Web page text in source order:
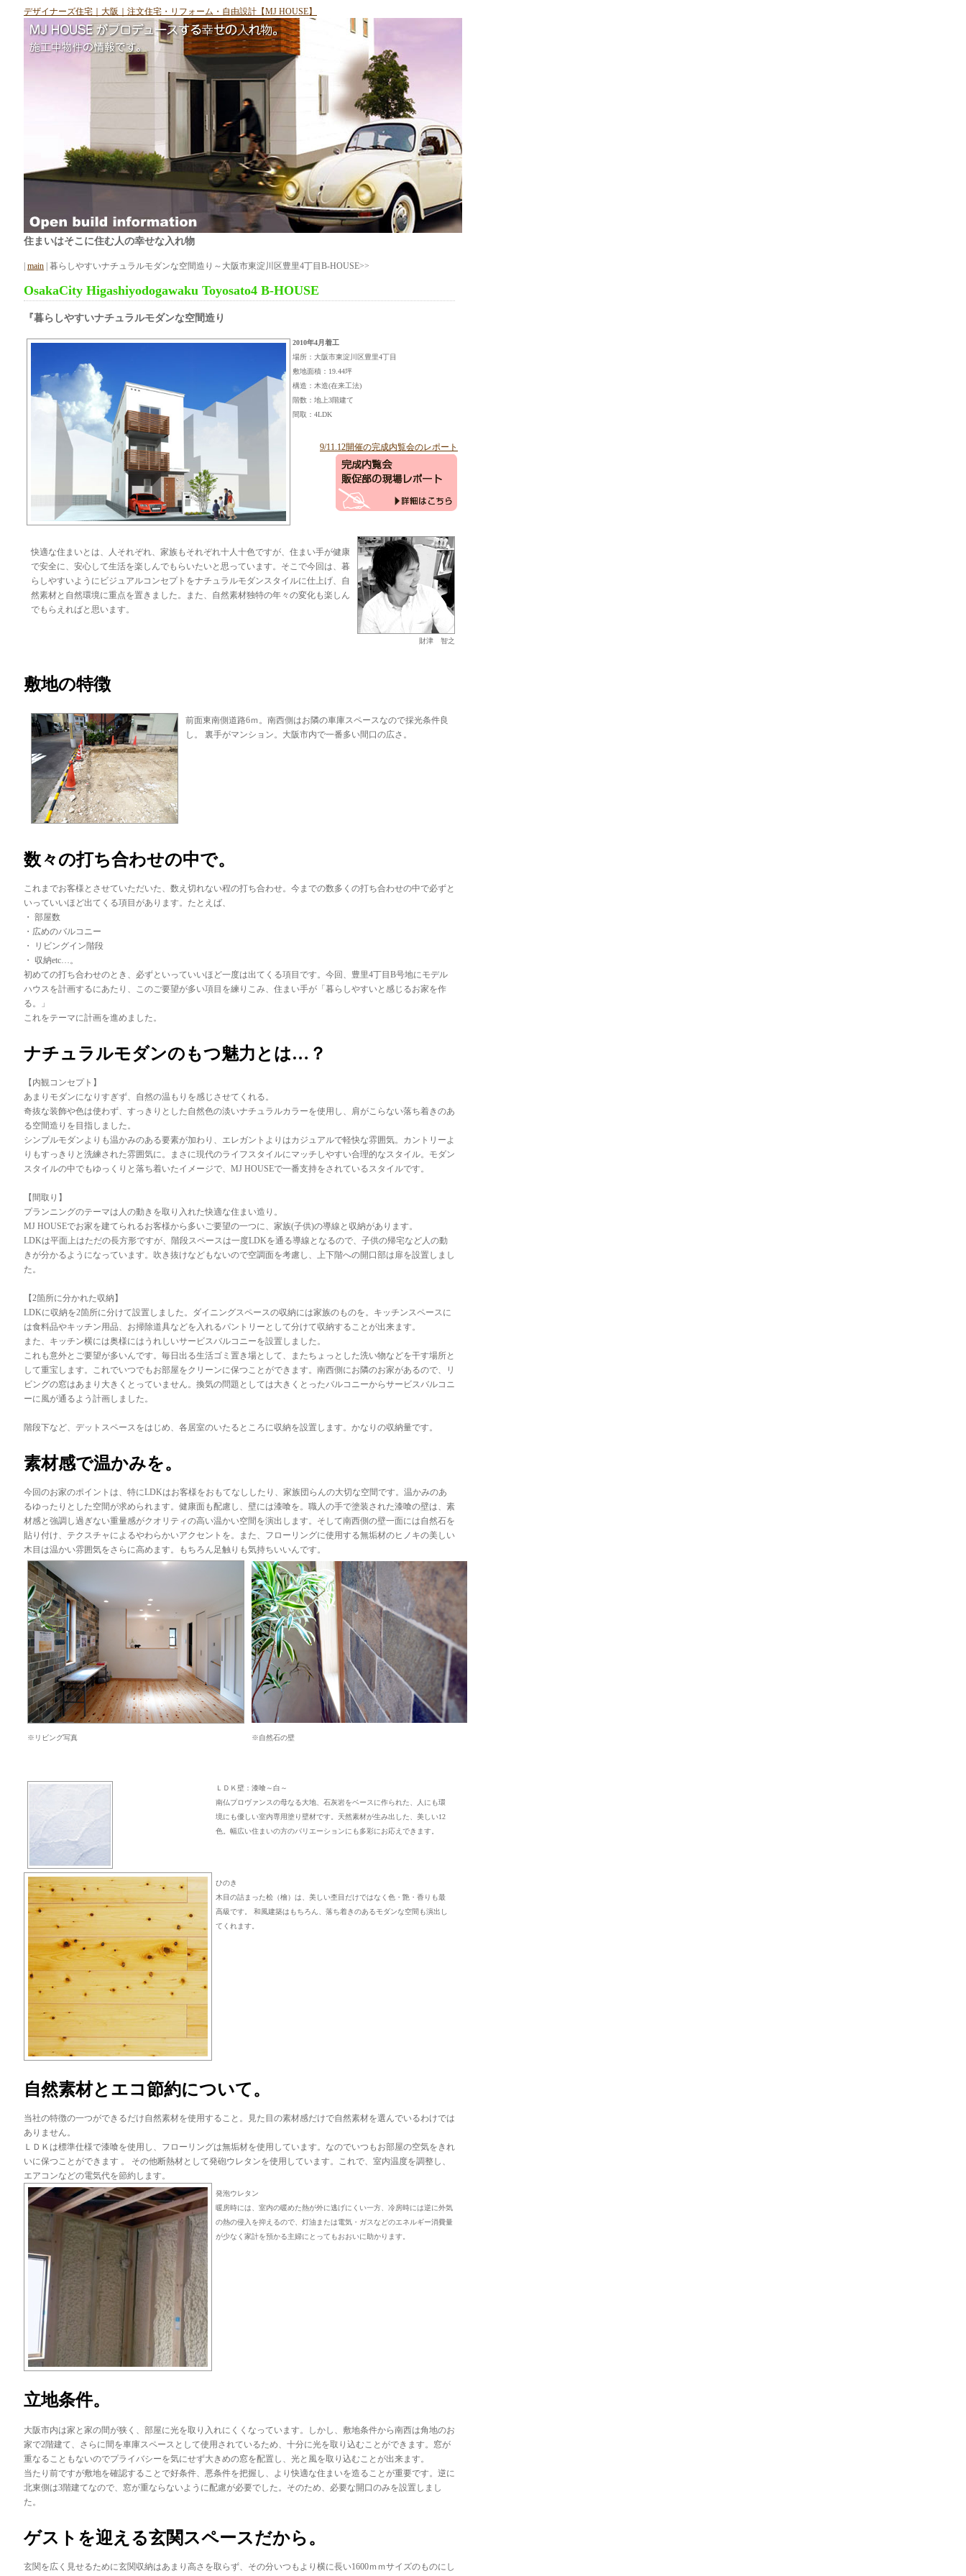
デザイナーズ住宅｜大阪｜注文住宅・リフォーム・自由設計【MJ HOUSE】
住まいはそこに住む人の幸せな入れ物
main | 暮らしやすいナチュラルモダンな空間造り～大阪市東淀川区豊里4丁目B-HOUSE>>
OsakaCity Higashiyodogawaku Toyosato4 B-HOUSE
『暮らしやすいナチュラルモダンな空間造り
2010年4月着工
場所：大阪市東淀川区豊里4丁目
敷地面積：19.44坪
構造：木造(在来工法)
階数：地上3階建て
間取：4LDK
9/11.12開催の完成内覧会のレポート
快適な住まいとは、人それぞれ、家族もそれぞれ十人十色ですが、住まい手が健康
で安全に、安心して生活を楽しんでもらいたいと思っています。そこで今回は、暮
らしやすいようにビジュアルコンセプトをナチュラルモダンスタイルに仕上げ、自
然素材と自然環境に重点を置きました。また、自然素材独特の年々の変化も楽しん
でもらえればと思います。
財津 智之
敷地の特徴
前面東南側道路6ｍ。南西側はお隣の車庫スペースなので採光条件良
し。 裏手がマンション。大阪市内で一番多い間口の広さ。
数々の打ち合わせの中で。
これまでお客様とさせていただいた、数え切れない程の打ち合わせ。今までの数多くの打ち合わせの中で必ずと
いっていいほど出てくる項目があります。たとえば、
・ 部屋数
・広めのバルコニー
・ リビングイン階段
・ 収納etc…。
初めての打ち合わせのとき、必ずといっていいほど一度は出てくる項目です。今回、豊里4丁目B号地にモデル
ハウスを計画するにあたり、このご要望が多い項目を練りこみ、住まい手が「暮らしやすいと感じるお家を作
る。」
これをテーマに計画を進めました。
ナチュラルモダンのもつ魅力とは…？
【内観コンセプト】
あまりモダンになりすぎず、自然の温もりを感じさせてくれる。
奇抜な装飾や色は使わず、すっきりとした自然色の淡いナチュラルカラーを使用し、肩がこらない落ち着きのあ
る空間造りを目指しました。
シンプルモダンよりも温かみのある要素が加わり、エレガントよりはカジュアルで軽快な雰囲気。カントリーよ
りもすっきりと洗練された雰囲気に。まさに現代のライフスタイルにマッチしやすい合理的なスタイル。モダン
スタイルの中でもゆっくりと落ち着いたイメージで、MJ HOUSEで一番支持をされているスタイルです。
【間取り】
プランニングのテーマは人の動きを取り入れた快適な住まい造り。
MJ HOUSEでお家を建てられるお客様から多いご要望の一つに、家族(子供)の導線と収納があります。
LDKは平面上はただの長方形ですが、階段スペースは一度LDKを通る導線となるので、子供の帰宅など人の動
きが分かるようになっています。吹き抜けなどもないので空調面を考慮し、上下階への開口部は扉を設置しまし
た。
【2箇所に分かれた収納】
LDKに収納を2箇所に分けて設置しました。ダイニングスペースの収納には家族のものを。キッチンスペースに
は食料品やキッチン用品、お掃除道具などを入れるパントリーとして分けて収納することが出来ます。
また、キッチン横には奥様にはうれしいサービスバルコニーを設置しました。
これも意外とご要望が多いんです。毎日出る生活ゴミ置き場として、またちょっとした洗い物などを干す場所と
して重宝します。これでいつでもお部屋をクリーンに保つことができます。南西側にお隣のお家があるので、リ
ビングの窓はあまり大きくとっていません。換気の問題としては大きくとったバルコニーからサービスバルコニ
ーに風が通るよう計画しました。
階段下など、デットスペースをはじめ、各居室のいたるところに収納を設置します。かなりの収納量です。
素材感で温かみを。
今回のお家のポイントは、特にLDKはお客様をおもてなししたり、家族団らんの大切な空間です。温かみのあ
るゆったりとした空間が求められます。健康面も配慮し、壁には漆喰を。職人の手で塗装された漆喰の壁は、素
材感と強調し過ぎない重量感がクオリティの高い温かい空間を演出します。そして南西側の壁一面には自然石を
貼り付け、テクスチャによるやわらかいアクセントを。また、フローリングに使用する無垢材のヒノキの美しい
木目は温かい雰囲気をさらに高めます。もちろん足触りも気持ちいいんです。
※リビング写真 ※自然石の壁
ＬＤＫ壁：漆喰～白～
南仏プロヴァンスの母なる大地、石灰岩をベースに作られた、人にも環
境にも優しい室内専用塗り壁材です。天然素材が生み出した、美しい12
色。幅広い住まいの方のバリエーションにも多彩にお応えできます。
ひのき
木目の詰まった桧（檜）は、美しい杢目だけではなく色・艶・香りも最
高級です。 和風建築はもちろん、落ち着きのあるモダンな空間も演出し
てくれます。
自然素材とエコ節約について。
当社の特徴の一つができるだけ自然素材を使用すること。見た目の素材感だけで自然素材を選んでいるわけでは
ありません。
ＬＤＫは標準仕様で漆喰を使用し、フローリングは無垢材を使用しています。なのでいつもお部屋の空気をきれ
いに保つことができます 。 その他断熱材として発砲ウレタンを使用しています。これで、室内温度を調整し、
エアコンなどの電気代を節約します。
発泡ウレタン
暖房時には、室内の暖めた熱が外に逃げにくい一方、冷房時には逆に外気
の熱の侵入を抑えるので、灯油または電気・ガスなどのエネルギー消費量
が少なく家計を預かる主婦にとってもおおいに助かります。
立地条件。
大阪市内は家と家の間が狭く、部屋に光を取り入れにくくなっています。しかし、敷地条件から南西は角地のお
家で2階建て、さらに間を車庫スペースとして使用されているため、十分に光を取り込むことができます。窓が
重なることもないのでプライバシーを気にせず大きめの窓を配置し、光と風を取り込むことが出来ます。
当たり前ですが敷地を確認することで好条件、悪条件を把握し、より快適な住まいを造ることが重要です。逆に
北東側は3階建てなので、窓が重ならないように配慮が必要でした。そのため、必要な開口のみを設置しまし
た。
ゲストを迎える玄関スペースだから。
玄関を広く見せるために玄関収納はあまり高さを取らず、その分いつもより横に長い1600ｍｍサイズのものにし